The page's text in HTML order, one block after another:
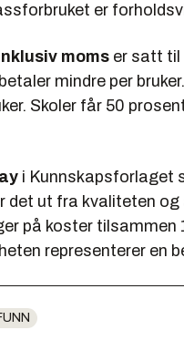
er
moms er satt til
mindre per
Skoler får 50
i Kunnskapsforlaget
det ut fra kvaliteten
på koster
representerer en